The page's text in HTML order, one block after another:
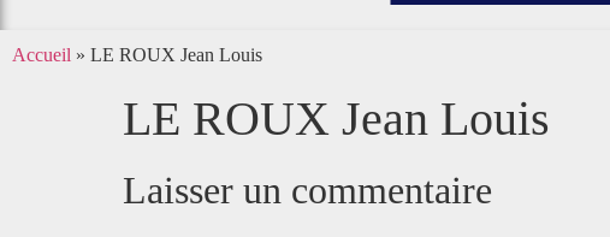
Accueil » LE ROUX Jean Louis
LE ROUX Jean Louis
Laisser un commentaire